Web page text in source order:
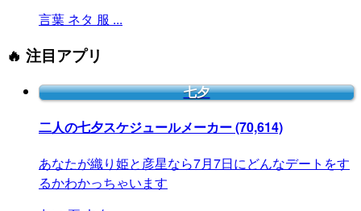
言葉 ネタ 服 ...
🔥 注目アプリ
七夕
二人の七夕スケジュールメーカー(70,614)
あなたが織り姫と彦星なら7月7日にどんなデートをす
るかわかっちゃいます